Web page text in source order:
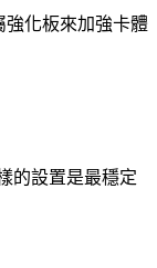
強化板來加強卡體
的設置是最穩定